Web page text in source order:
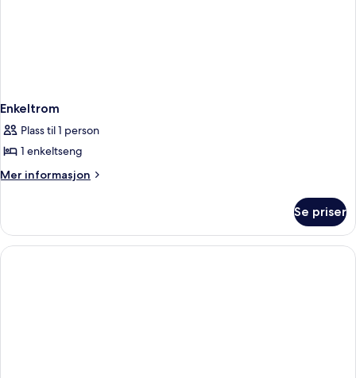
Enkeltrom
Plass til 1 person
1 enkeltseng
Mer informasjon
Mer
Se priser